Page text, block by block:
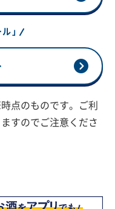
ル」
点のものです。ご利
すのでご注意くださ